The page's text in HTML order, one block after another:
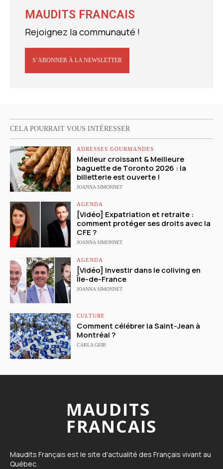
MAUDITS FRANCAIS
Rejoignez la communauté !
S’ABONNER À LA NEWSLETTER
CELA POURRAIT VOUS INTÉRESSER
ADRESSES GOURMANDES
Meilleur croissant & Meilleure
baguette de Toronto 2026 : la
billetterie est ouverte !
JOANNA SIMONNET
AGENDA
[Vidéo] Expatriation et retraite :
comment protéger ses droits avec la
CFE ?
JOANNA SIMONNET
AGENDA
[Vidéo] Investir dans le coliving en
Île-de-France
JOANNA SIMONNET
CULTURE
Comment célébrer la Saint-Jean à
Montréal ?
CARLA GEIB
MAUDITS
FRANCAIS
Maudits Français est le site d'actualité des Français vivant au
Québec.